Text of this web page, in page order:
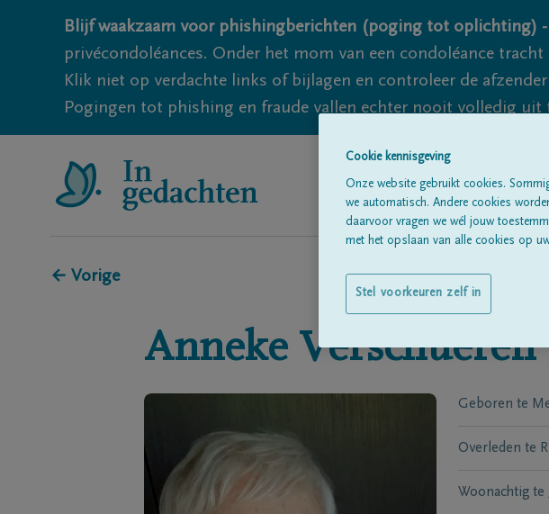
Blijf waakzaam voor phishingberichten (poging tot oplichting) -
privécondoléances. Onder het mom van een condoléance
Klik niet op verdachte links of bijlagen en controleer de
Pogingen tot phishing en fraude vallen echter nooit volledig uit
← Vorige
Anneke Verschueren
Geboren te
Overleden te
Woonachtig te
Cookie kennisgeving
Onze website gebruikt cookies.
we automatisch. Andere cookies
daarvoor vragen we wél jouw
met het opslaan van alle cookies op
Stel voorkeuren zelf in